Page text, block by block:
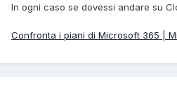
In ogni caso se dovessi andare su
Confronta i piani di Microsoft 365 |